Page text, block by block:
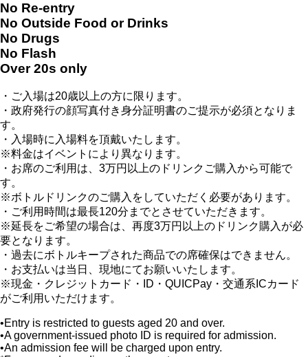
No Re-entry
No Outside Food or Drinks
No Drugs
No Flash
Over 20s only
・ご入場は20歳以上の方に限ります。
・政府発行の顔写真付き身分証明書のご提示が必須となりま
す。
・入場時に入場料を頂戴いたします。
※料金はイベントにより異なります。
・お席のご利用は、3万円以上のドリンクご購入から可能で
す。
※ボトルドリンクのご購入をしていただく必要があります。
・ご利用時間は最長120分までとさせていただきます。
※延長をご希望の場合は、再度3万円以上のドリンク購入が必
要となります。
・過去にボトルキープされた商品での席確保はできません。
・お支払いは当日、現地にてお願いいたします。
※現金・クレジットカード・ID・QUICPay・交通系ICカード
がご利用いただけます。
•Entry is restricted to guests aged 20 and over.
•A government-issued photo ID is required for admission.
•An admission fee will be charged upon entry.